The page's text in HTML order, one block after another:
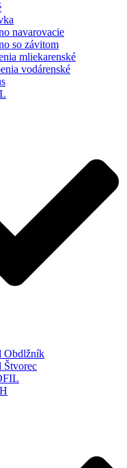
navarovacie
so závitom
mliekarenské
vodárenské
Obdlžník
Štvorec